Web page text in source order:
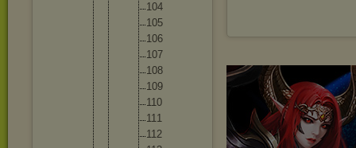
104
105
106
107
108
109
110
111
112